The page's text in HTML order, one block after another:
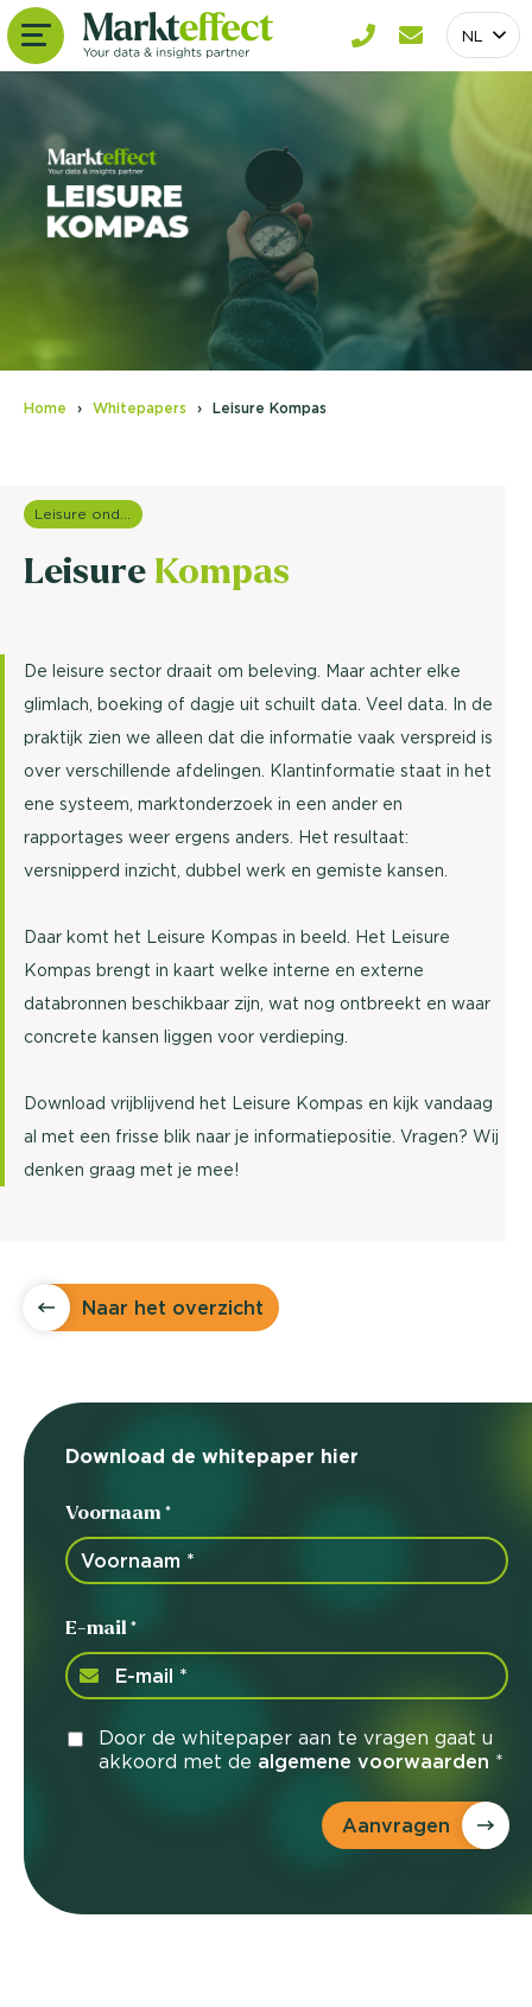
NL
Home Whitepapers Leisure Kompas
Leisure onderzoek
Leisure Kompas
De leisure sector draait om beleving. Maar achter elke
glimlach, boeking of dagje uit schuilt data. Veel data. In de
praktijk zien we alleen dat die informatie vaak verspreid is
over verschillende afdelingen. Klantinformatie staat in het
ene systeem, marktonderzoek in een ander en
rapportages weer ergens anders. Het resultaat:
versnipperd inzicht, dubbel werk en gemiste kansen.
Daar komt het Leisure Kompas in beeld. Het Leisure
Kompas brengt in kaart welke interne en externe
databronnen beschikbaar zijn, wat nog ontbreekt en waar
concrete kansen liggen voor verdieping.
Download vrijblijvend het Leisure Kompas en kijk vandaag
al met een frisse blik naar je informatiepositie. Vragen? Wij
denken graag met je mee!
Naar het overzicht
Download de whitepaper hier
Voornaam *
E-mail *
Door de whitepaper aan te vragen gaat u
akkoord met de algemene voorwaarden *
Aanvragen